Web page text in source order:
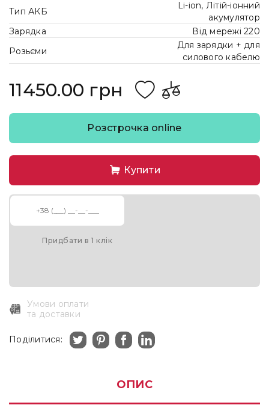
Тип АКБ
Li-ion, Літій-іонний
акумулятор
Зарядка
Від мережі 220
Розьєми
Для зарядки + для
силового кабелю
11450.00 грн
Розстрочка online
Купити
Придбати в 1 клік
Умови оплати
та доставки
Поділитися:
ОПИС